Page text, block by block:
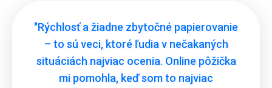
"Rýchlosť a žiadne zbytočné papierovanie
– to sú veci, ktoré ľudia v nečakaných
situáciách najviac ocenia. Online pôžička
mi pomohla, keď som to najviac